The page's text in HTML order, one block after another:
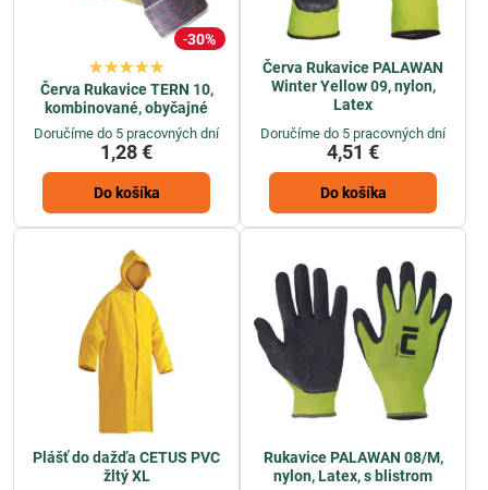
30%
Červa Rukavice TERN 10,
kombinované, obyčajné
Doručíme do 5 pracovných dní
1,28 €
Do košíka
Červa Rukavice PALAWAN
Winter Yellow 09, nylon,
Latex
Doručíme do 5 pracovných dní
4,51 €
Do košíka
Plášť do dažďa CETUS PVC
žltý XL
Rukavice PALAWAN 08/M,
nylon, Latex, s blistrom